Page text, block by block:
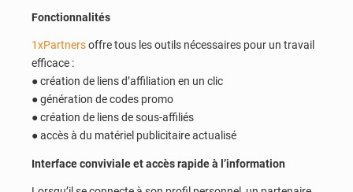
Fonctionnalités
1xPartnersoffre tous les outils nécessaires pour un travail
efficace :
● création de liens d’affiliation en un clic
● génération de codes promo
● création de liens de sous-affiliés
● accès à du matériel publicitaire actualisé
Interface conviviale et accès rapide à l’information